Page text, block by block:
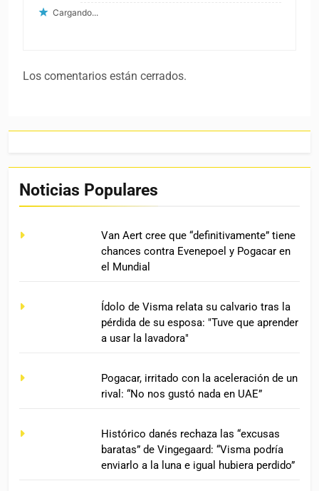
Cargando...
Los comentarios están cerrados.
Noticias Populares
Van Aert cree que “definitivamente” tiene
chances contra Evenepoel y Pogacar en
el Mundial
Ídolo de Visma relata su calvario tras la
pérdida de su esposa: "Tuve que aprender
a usar la lavadora"
Pogacar, irritado con la aceleración de un
rival: “No nos gustó nada en UAE”
Histórico danés rechaza las “excusas
baratas” de Vingegaard: “Visma podría
enviarlo a la luna e igual hubiera perdido”